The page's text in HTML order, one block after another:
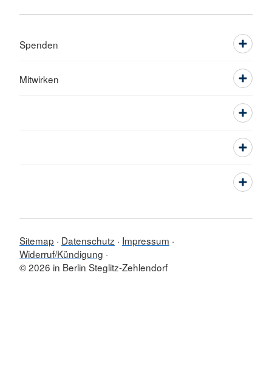
Spenden
Mitwirken
Sitemap Datenschutz
Impressum
Widerruf/Kündigung
© 2026 in Berlin Steglitz-Zehlendorf